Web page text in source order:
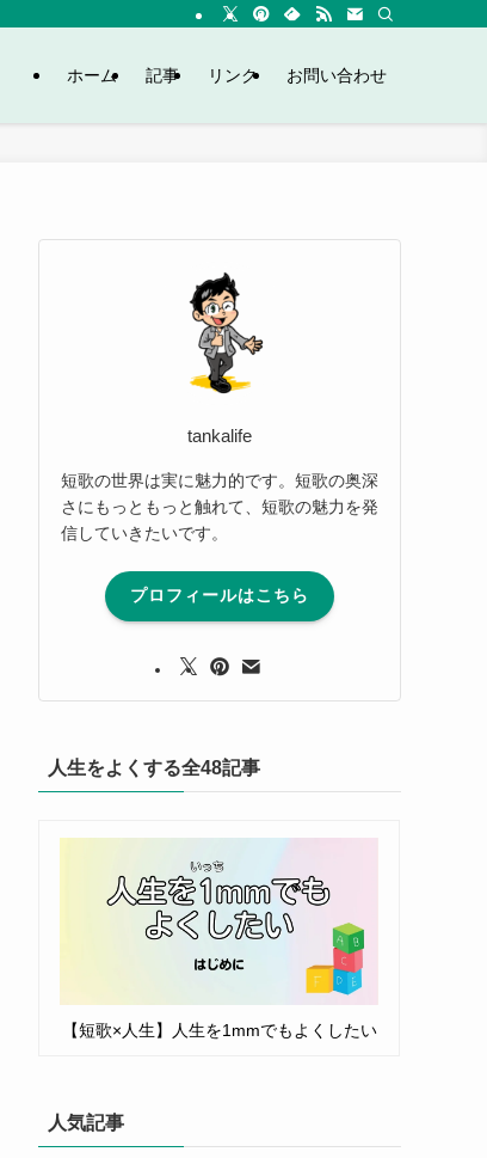
ホーム 記事 リンク お問い合わせ
tankalife
短歌の世界は実に魅力的です。短歌の奥深
さにもっともっと触れて、短歌の魅力を発
信していきたいです。
プロフィールはこちら
人生をよくする全48記事
【短歌×人生】人生を1mmでもよくしたい
人気記事